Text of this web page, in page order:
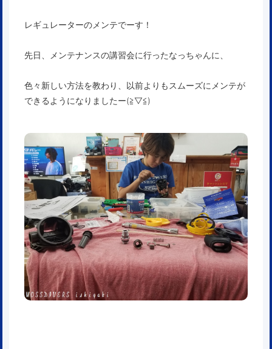
レギュレーターのメンテでーす！
先日、メンテナンスの講習会に行ったなっちゃんに、
色々新しい方法を教わり、以前よりもスムーズにメンテが
できるようになりましたー(≧▽≦)